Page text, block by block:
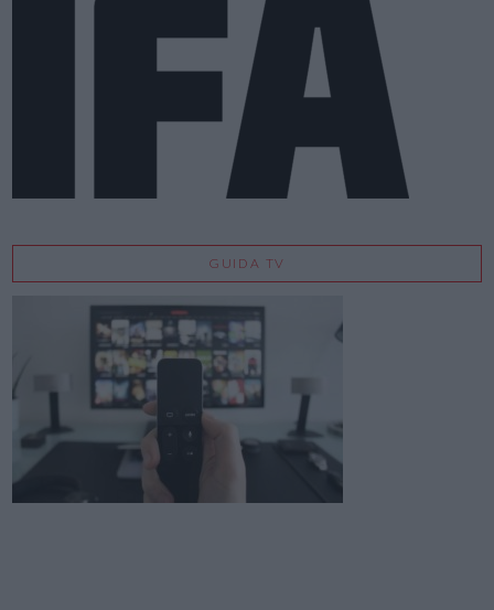
GUIDA TV